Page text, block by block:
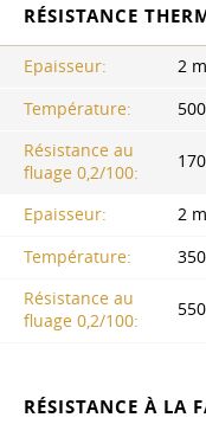
RÉSISTANCE
Epaisseur:
2
Température:
Résistance au
fluage 0,2/100:
Epaisseur:
2
Température:
Résistance au
fluage 0,2/100:
RÉSISTANCE À LA